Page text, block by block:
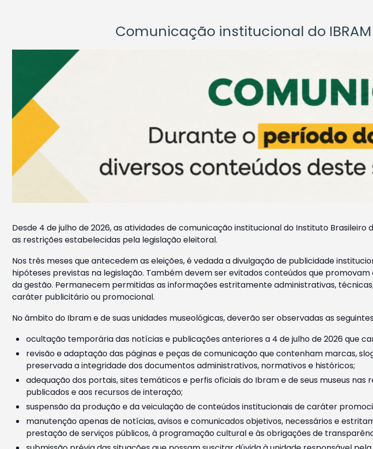
Comunicação institucional do
Desde 4 de julho de 2026, as atividades de comunicação institucional do Instituto
as restrições estabelecidas pela legislação eleitoral.
Nos três meses que antecedem as eleições, é vedada a divulgação de publicidade
hipóteses previstas na legislação. Também devem ser evitados conteúdos que
da gestão. Permanecem permitidas as informações estritamente administrativas,
caráter publicitário ou promocional.
No âmbito do Ibram e de suas unidades museológicas, deverão ser observadas as
ocultação temporária das notícias e publicações anteriores a 4 de julho de 2026 que
revisão e adaptação das páginas e peças de comunicação que contenham marcas,
preservada a integridade dos documentos administrativos, normativos e históricos;
adequação dos portais, sites temáticos e perfis oficiais do Ibram e de seus museus nas
publicados e aos recursos de interação;
suspensão da produção e da veiculação de conteúdos institucionais de caráter
manutenção apenas de notícias, avisos e comunicados objetivos, necessários e
prestação de serviços públicos, à programação cultural e às obrigações de